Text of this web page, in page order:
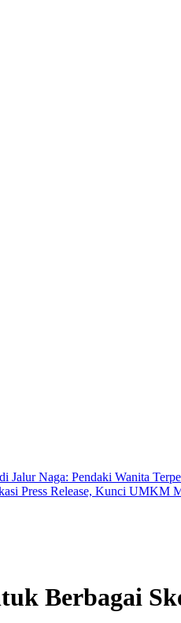
Jalur Naga: Pendaki Wanita
Press Release, Kunci UMKM
Berbagai